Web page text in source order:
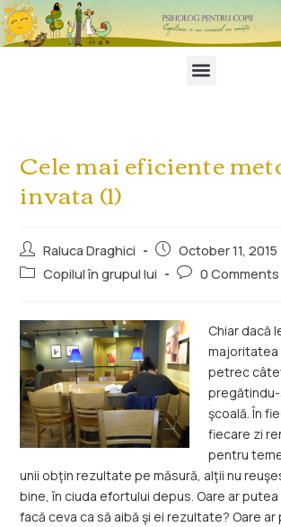
Cele mai eficiente
invata (1)
Raluca Draghici
October 11, 2015
Copilul în grupul lui
0 Comments
Chiar dacă
majoritatea
petrec
şcoală. În
fiecare zi
pentru
unii obţin rezultate pe măsură, alţii nu
bine, în ciuda efortului depus. Oare ar
facă ceva ca să aibă şi ei rezultate? Oare ar